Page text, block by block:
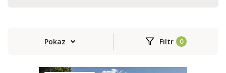
Pokaz Filtr